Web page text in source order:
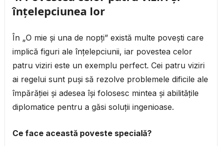
înțelepciunea lor
În „O mie și una de nopți” există multe povești care
implică figuri ale înțelepciunii, iar povestea celor
patru viziri este un exemplu perfect. Cei patru viziri
ai regelui sunt puși să rezolve problemele dificile ale
împărăției și adesea își folosesc mintea și abilitățile
diplomatice pentru a găsi soluții ingenioase.
Ce face această poveste specială?